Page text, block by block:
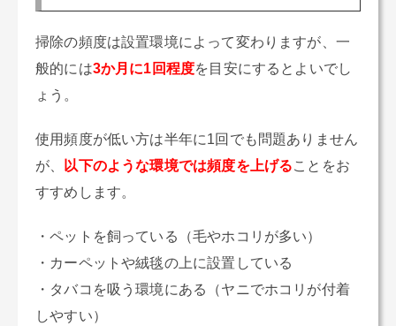
掃除の頻度は設置環境によって変わりますが、一
般的には3か月に1回程度を目安にするとよいでし
ょう。
使用頻度が低い方は半年に1回でも問題ありません
が、
以下のような環境では頻度を上げることをお
すすめします。
・ペットを飼っている（毛やホコリが多い）
・カーペットや絨毯の上に設置している
・タバコを吸う環境にある（ヤニでホコリが付着
しやすい）